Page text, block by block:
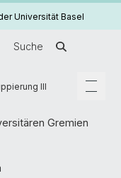
Universität Basel
Suche
III
Gremien